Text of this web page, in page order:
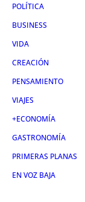
POLÍTICA
BUSINESS
VIDA
CREACIÓN
PENSAMIENTO
VIAJES
+ECONOMÍA
GASTRONOMÍA
PRIMERAS PLANAS
EN VOZ BAJA